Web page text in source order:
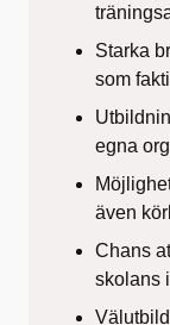
Starka
som
egna
även
Chans
skolans